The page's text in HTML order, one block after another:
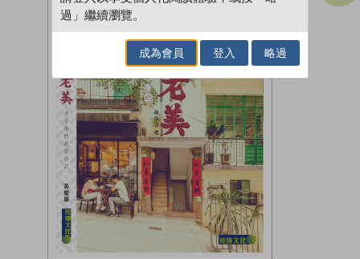
過」繼續瀏覽。
成為會員 登入 略過